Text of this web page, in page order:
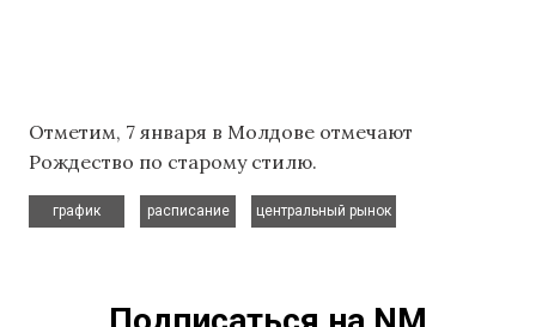
Отметим, 7 января в Молдове отмечают
Рождество по старому стилю.
график
расписание
центральный рынок